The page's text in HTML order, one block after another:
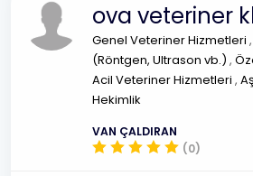
ova veteriner
Genel Veteriner Hizmetleri ,
(Röntgen, Ultrason vb.) ,
Acil Veteriner Hizmetleri ,
Hekimlik
VAN ÇALDIRAN
(0)